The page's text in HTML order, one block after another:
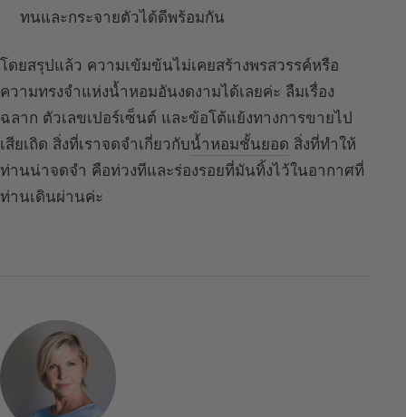
ทนและกระจายตัวได้ดีพร้อมกัน
โดยสรุปแล้ว ความเข้มข้นไม่เคยสร้างพรสวรรค์หรือ
ความทรงจำแห่งน้ำหอมอันงดงามได้เลยค่ะ ลืมเรื่อง
ฉลาก ตัวเลขเปอร์เซ็นต์ และข้อโต้แย้งทางการขายไป
เสียเถิด สิ่งที่เราจดจำเกี่ยวกับน้ำหอมชั้นยอด สิ่งที่ทำให้
ท่านน่าจดจำ คือท่วงทีและร่องรอยที่มันทิ้งไว้ในอากาศที่
ท่านเดินผ่านค่ะ